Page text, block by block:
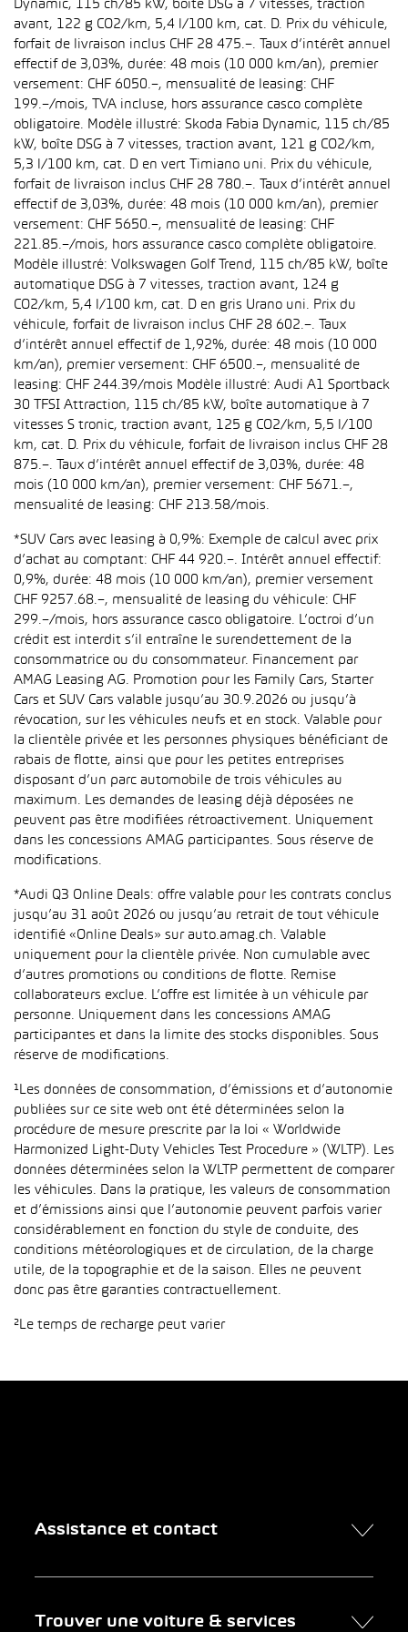
Dynamic, 115 ch/85 kW, boîte DSG à 7 vitesses, traction
avant, 122 g CO2/km, 5,4 l/100 km, cat. D. Prix du véhicule,
forfait de livraison inclus CHF 28 475.–. Taux d’intérêt annuel
effectif de 3,03%, durée: 48 mois (10 000 km/an), premier
versement: CHF 6050.–, mensualité de leasing: CHF
199.–/mois, TVA incluse, hors assurance casco complète
obligatoire. Modèle illustré: Skoda Fabia Dynamic, 115 ch/85
kW, boîte DSG à 7 vitesses, traction avant, 121 g CO2/km,
5,3 l/100 km, cat. D en vert Timiano uni. Prix du véhicule,
forfait de livraison inclus CHF 28 780.–. Taux d’intérêt annuel
effectif de 3,03%, durée: 48 mois (10 000 km/an), premier
versement: CHF 5650.–, mensualité de leasing: CHF
221.85.–/mois, hors assurance casco complète obligatoire.
Modèle illustré: Volkswagen Golf Trend, 115 ch/85 kW, boîte
automatique DSG à 7 vitesses, traction avant, 124 g
CO2/km, 5,4 l/100 km, cat. D en gris Urano uni. Prix du
véhicule, forfait de livraison inclus CHF 28 602.–. Taux
d’intérêt annuel effectif de 1,92%, durée: 48 mois (10 000
km/an), premier versement: CHF 6500.–, mensualité de
leasing: CHF 244.39/mois Modèle illustré: Audi A1 Sportback
30 TFSI Attraction, 115 ch/85 kW, boîte automatique à 7
vitesses S tronic, traction avant, 125 g CO2/km, 5,5 l/100
km, cat. D. Prix du véhicule, forfait de livraison inclus CHF 28
875.–. Taux d’intérêt annuel effectif de 3,03%, durée: 48
mois (10 000 km/an), premier versement: CHF 5671.–,
mensualité de leasing: CHF 213.58/mois.
*SUV Cars avec leasing à 0,9%: Exemple de calcul avec prix
d’achat au comptant: CHF 44 920.–. Intérêt annuel effectif:
0,9%, durée: 48 mois (10 000 km/an), premier versement
CHF 9257.68.–, mensualité de leasing du véhicule: CHF
299.–/mois, hors assurance casco obligatoire. L’octroi d’un
crédit est interdit s’il entraîne le surendettement de la
consommatrice ou du consommateur. Financement par
AMAG Leasing AG. Promotion pour les Family Cars, Starter
Cars et SUV Cars valable jusqu’au 30.9.2026 ou jusqu’à
révocation, sur les véhicules neufs et en stock. Valable pour
la clientèle privée et les personnes physiques bénéficiant de
rabais de flotte, ainsi que pour les petites entreprises
disposant d’un parc automobile de trois véhicules au
maximum. Les demandes de leasing déjà déposées ne
peuvent pas être modifiées rétroactivement. Uniquement
dans les concessions AMAG participantes. Sous réserve de
modifications.
*Audi Q3 Online Deals: offre valable pour les contrats conclus
jusqu’au 31 août 2026 ou jusqu’au retrait de tout véhicule
identifié «Online Deals» sur auto.amag.ch. Valable
uniquement pour la clientèle privée. Non cumulable avec
d’autres promotions ou conditions de flotte. Remise
collaborateurs exclue. L’offre est limitée à un véhicule par
personne. Uniquement dans les concessions AMAG
participantes et dans la limite des stocks disponibles. Sous
réserve de modifications.
¹Les données de consommation, d’émissions et d’autonomie
publiées sur ce site web ont été déterminées selon la
procédure de mesure prescrite par la loi « Worldwide
Harmonized Light-Duty Vehicles Test Procedure » (WLTP). Les
données déterminées selon la WLTP permettent de comparer
les véhicules. Dans la pratique, les valeurs de consommation
et d’émissions ainsi que l’autonomie peuvent parfois varier
considérablement en fonction du style de conduite, des
conditions météorologiques et de circulation, de la charge
utile, de la topographie et de la saison. Elles ne peuvent
donc pas être garanties contractuellement.
²Le temps de recharge peut varier
Assistance et contact
Trouver une voiture & services